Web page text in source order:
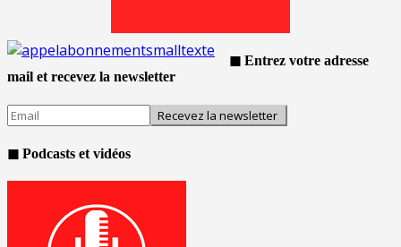
◼ Entrez votre adresse
mail et recevez la newsletter
◼ Podcasts et vidéos